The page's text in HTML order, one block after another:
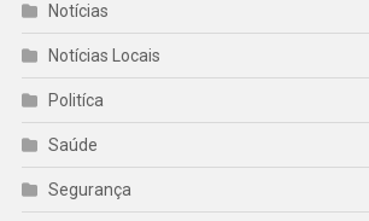
Notícias
Notícias Locais
Politíca
Saúde
Segurança